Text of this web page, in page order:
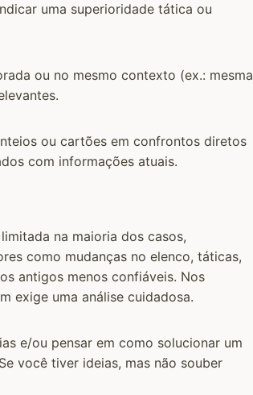
uma superioridade tática ou
ou no mesmo contexto (ex.: mesma
ou cartões em confrontos diretos
com informações atuais.
na maioria dos casos,
como mudanças no elenco, táticas,
antigos menos confiáveis. Nos
exige uma análise cuidadosa.
e/ou pensar em como solucionar um
você tiver ideias, mas não souber